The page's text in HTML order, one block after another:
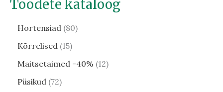
Toodete kataloog
Hortensiad 80
Kõrrelised 15
Maitsetaimed -40% 12
Püsikud 72